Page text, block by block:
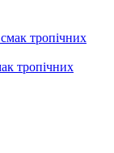
тропічних